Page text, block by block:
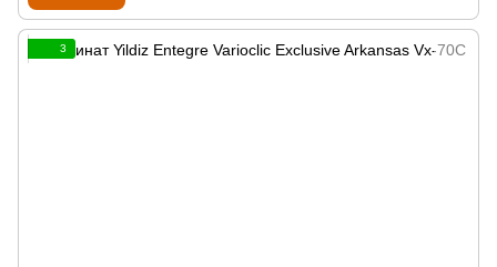
3